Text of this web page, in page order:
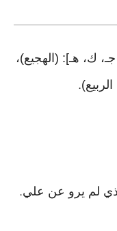
ك، هـ]: (الهجيع)،
.
.